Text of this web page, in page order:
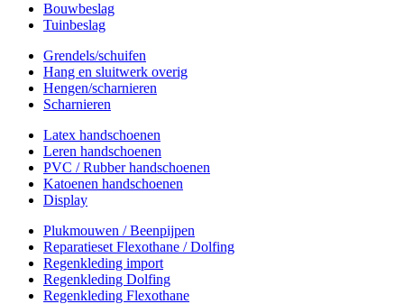
Bouwbeslag
Tuinbeslag
Grendels/schuifen
Hang en sluitwerk overig
Hengen/scharnieren
Scharnieren
Latex handschoenen
Leren handschoenen
PVC / Rubber handschoenen
Katoenen handschoenen
Display
Plukmouwen / Beenpijpen
Reparatieset Flexothane / Dolfing
Regenkleding import
Regenkleding Dolfing
Regenkleding Flexothane